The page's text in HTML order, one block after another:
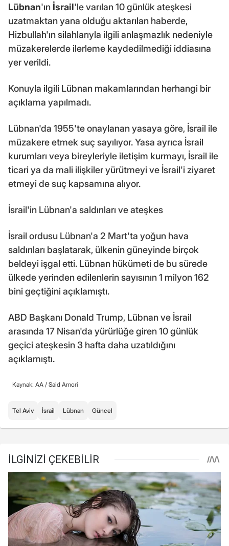
Lübnan'ın İsrail'le varılan 10 günlük ateşkesi
uzatmaktan yana olduğu aktarılan haberde,
Hizbullah'ın silahlarıyla ilgili anlaşmazlık nedeniyle
müzakerelerde ilerleme kaydedilmediği iddiasına
yer verildi.
Konuyla ilgili Lübnan makamlarından herhangi bir
açıklama yapılmadı.
Lübnan'da 1955'te onaylanan yasaya göre, İsrail ile
müzakere etmek suç sayılıyor. Yasa ayrıca İsrail
kurumları veya bireyleriyle iletişim kurmayı, İsrail ile
ticari ya da mali ilişkiler yürütmeyi ve İsrail'i ziyaret
etmeyi de suç kapsamına alıyor.
İsrail'in Lübnan'a saldırıları ve ateşkes
İsrail ordusu Lübnan'a 2 Mart'ta yoğun hava
saldırıları başlatarak, ülkenin güneyinde birçok
beldeyi işgal etti. Lübnan hükümeti de bu sürede
ülkede yerinden edilenlerin sayısının 1 milyon 162
bini geçtiğini açıklamıştı.
ABD Başkanı Donald Trump, Lübnan ve İsrail
arasında 17 Nisan'da yürürlüğe giren 10 günlük
geçici ateşkesin 3 hafta daha uzatıldığını
açıklamıştı.
Kaynak: AA / Said Amori
Tel Aviv İsrail Lübnan Güncel